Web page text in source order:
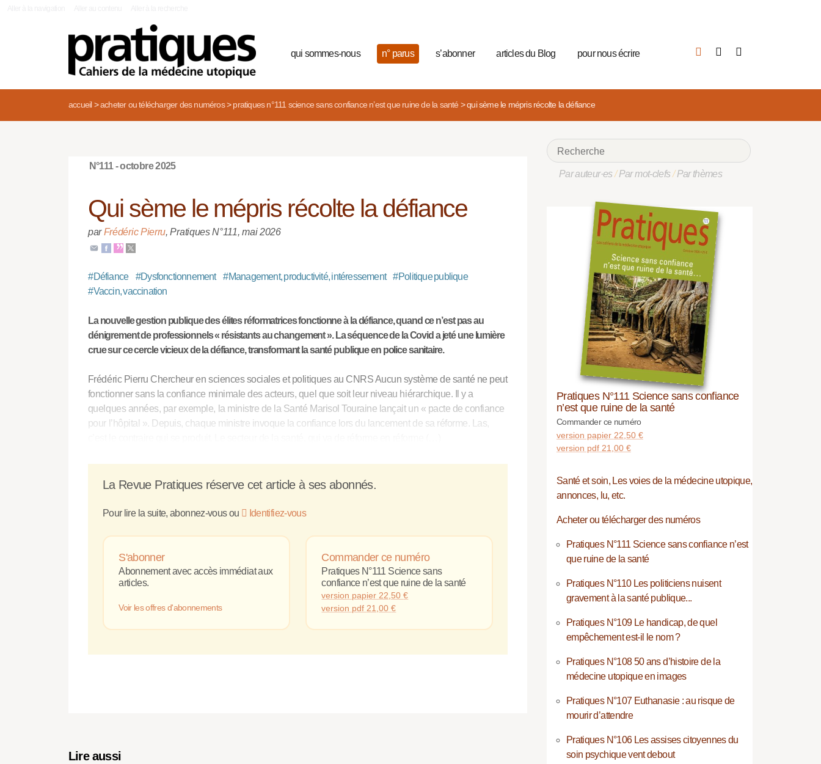
qui sommes-nous n° parus s’abonner articles du Blog pour nous écrire
accueil> acheter ou télécharger des numéros> pratiques n°111 science sans confiance n’est que ruine de la santé > qui sème le mépris récolte la défiance
N°111 - octobre 2025
Qui sème le mépris récolte la défiance
parFrédéric Pierru,Pratiques N°111,mai 2026
#Défiance #Dysfonctionnement #Management, productivité, intéressement #Politique publique
#Vaccin, vaccination
La nouvelle gestion publique des élites réformatrices fonctionne à la défiance, quand ce n’est pas au
dénigrement de professionnels « résistants au changement ». La séquence de la Covid a jeté une lumière
crue sur ce cercle vicieux de la défiance, transformant la santé publique en police sanitaire.
Frédéric Pierru Chercheur en sciences sociales et politiques au CNRS Aucun système de santé ne peut
fonctionner sans la confiance minimale des acteurs, quel que soit leur niveau hiérarchique. Il y a
quelques années, par exemple, la ministre de la Santé Marisol Touraine lançait un « pacte de confiance
pour l’hôpital ». Depuis, chaque ministre invoque la confiance lors du lancement de sa réforme. Las,
La Revue Pratiques réserve cet article à ses abonnés.
Pour lire la suite, abonnez-vous ou Identifiez-vous
S'abonner
Abonnement avec accès immédiat aux
articles.
Voir les offres d'abonnements
Commander ce numéro
Pratiques N°111 Science sans
confiance n’est que ruine de la santé
version papier22,50€
version pdf21,00€
Lire aussi
Par auteur·es/Par mot-clefs/Par thèmes
Pratiques N°111 Science sans confiance
n’est que ruine de la santé
Commander ce numéro
version papier 22,50 €
version pdf 21,00 €
Santé et soin, Les voies de la médecine utopique,
annonces, lu, etc.
Acheter ou télécharger des numéros
Pratiques N°111 Science sans confiance n’est
que ruine de la santé
Pratiques N°110 Les politiciens nuisent
gravement à la santé publique...
Pratiques N°109 Le handicap, de quel
empêchement est-il le nom ?
Pratiques N°108 50 ans d’histoire de la
médecine utopique en images
Pratiques N°107 Euthanasie : au risque de
mourir d’attendre
Pratiques N°106 Les assises citoyennes du
soin psychique vent debout